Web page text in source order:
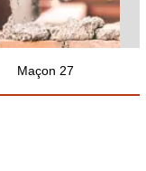
Maçon 27